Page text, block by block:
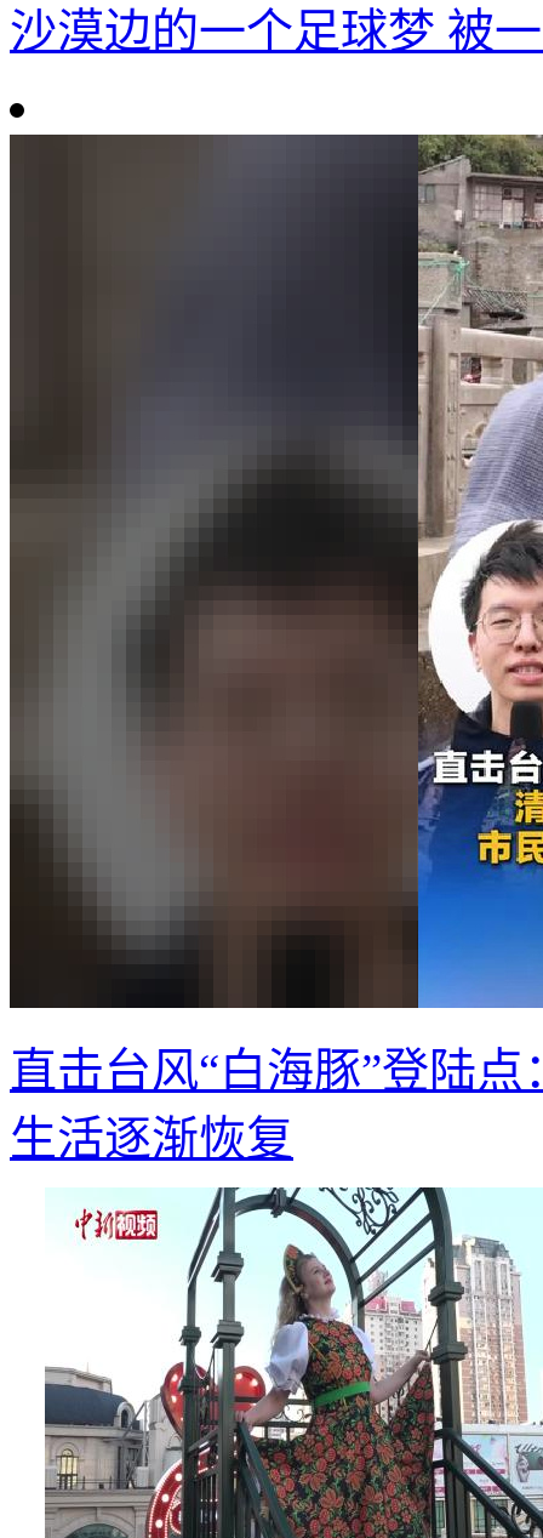
沙漠边的一个足球梦 被
直击台风“白海豚”登陆
生活逐渐恢复